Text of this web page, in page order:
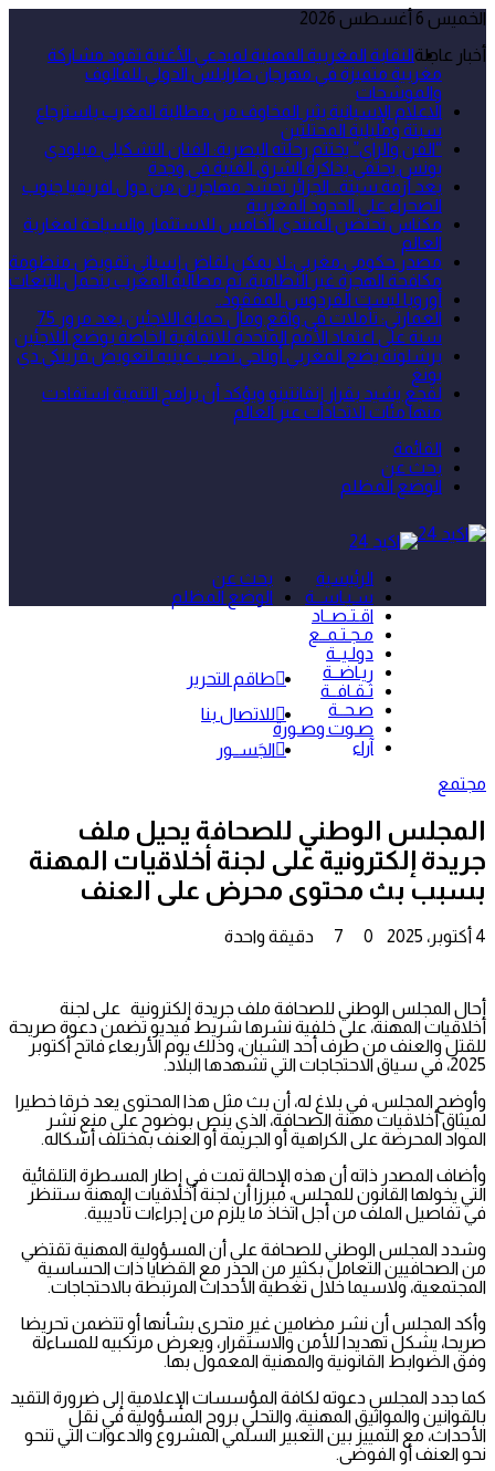
الخميس 6 أغسطس 2026
أخبار عاجلةالنقابة المغربية المهنية لمبدعي الأغنية تقود مشاركة
مغربية متميزة في مهرجان طرابلس الدولي للمالوف
والموشحات
الاعلام الإسبانية يثير المخاوف من مطالبة المغرب باسترجاع
سبتة ومليلية المحتلتين
“الفن والراي” يختتم رحلته البصرية: الفنان التشكيلي ميلودي
يونس يحتفي بذاكرة الشرق الفنية في وجدة
بعد أزمة سبتة.. الجزائر تحشد مهاجرين من دول افريقيا جنوب
الصحراء على الحدود المغربية
مكناس تحتضن المنتدى الخامس للاستثمار والسياحة لمغاربة
العالم
مصدر حكومي مغربي: لا يمكن لقاض إسباني تقويض منظومة
مكافحة الهجرة غير النظامية، ثم مطالبة المغرب بتحمل التبعات
أوروبا ليست الفردوس المفقود..
العمارتي: تأملات في واقع ومآل حماية اللاجئين بعد مرور 75
سنة على اعتماد الأمم المتحدة للاتفاقية الخاصة بوضع اللاجئين
برشلونة يضع المغربي أوناحي نصب عينيه لتعويض فرينكي دي
يونغ
لقجع يشيد بقرار إنفانتينو ويؤكد أن برامج التنمية استفادت
منها مئات الاتحادات عبر العالم
القائمة
بحث عن
الوضع المظلم
الرئيسية
سـيـاســة
اقـتـصــاد
مـجـتـمــع
دولـيــة
ريـاضــة
ثـقـافــة
صـحــة
صـوت وصـورة
آراء
بحث عن
الوضع المظلم
مجتمع
المجلس الوطني للصحافة يحيل ملف
جريدة إلكترونية على لجنة أخلاقيات المهنة
بسبب بث محتوى محرض على العنف
4 أكتوبر، 2025 0 دقيقة واحدة
أحال المجلس الوطني للصحافة ملف جريدة إلكترونية على لجنة
أخلاقيات المهنة، على خلفية نشرها شريط فيديو تضمن دعوة صريحة
للقتل والعنف من طرف أحد الشبان، وذلك يوم الأربعاء فاتح أكتوبر
2025، في سياق الاحتجاجات التي تشهدها البلاد.
وأوضح المجلس، في بلاغ له، أن بث مثل هذا المحتوى يعد خرقا خطيرا
لميثاق أخلاقيات مهنة الصحافة، الذي ينص بوضوح على منع نشر
المواد المحرضة على الكراهية أو الجريمة أو العنف بمختلف أشكاله.
وأضاف المصدر ذاته أن هذه الإحالة تمت في إطار المسطرة التلقائية
التي يخولها القانون للمجلس، مبرزا أن لجنة أخلاقيات المهنة ستنظر
في تفاصيل الملف من أجل اتخاذ ما يلزم من إجراءات تأديبية.
وشدد المجلس الوطني للصحافة على أن المسؤولية المهنية تقتضي
من الصحافيين التعامل بكثير من الحذر مع القضايا ذات الحساسية
المجتمعية، ولاسيما خلال تغطية الأحداث المرتبطة بالاحتجاجات.
وأكد المجلس أن نشر مضامين غير متحرى بشأنها أو تتضمن تحريضا
صريحا، يشكل تهديدا للأمن والاستقرار، ويعرض مرتكبيه للمساءلة
وفق الضوابط القانونية والمهنية المعمول بها.
كما جدد المجلس دعوته لكافة المؤسسات الإعلامية إلى ضرورة التقيد
بالقوانين والمواثيق المهنية، والتحلي بروح المسؤولية في نقل
الأحداث، مع التمييز بين التعبير السلمي المشروع والدعوات التي تنحو
نحو العنف أو الفوضى.
طاقم التحرير
للاتصال بنا
الجَســور